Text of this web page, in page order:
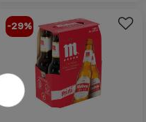
-29%